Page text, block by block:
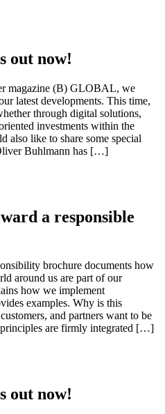
out now!
magazine (B) GLOBAL, we
latest developments. This time,
through digital solutions,
investments within the
like to share some special
Buhlmann has […]
a responsible
brochure documents how
around us are part of our
how we implement
examples. Why is this
and partners want to be
principles are firmly integrated […]
out now!